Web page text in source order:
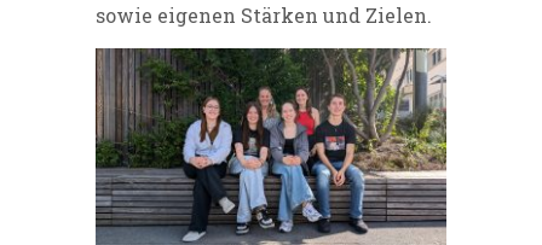
sowie eigenen Stärken und Zielen.